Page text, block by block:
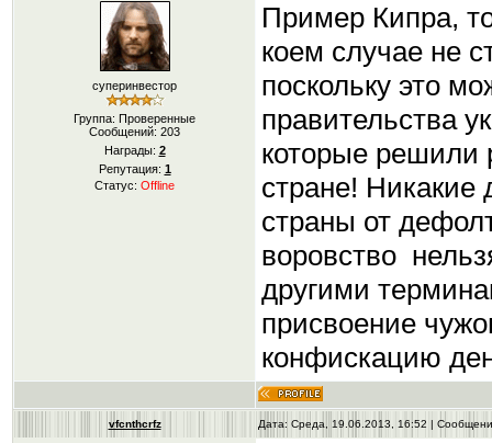
суперинвестор
Группа: Проверенные
Сообщений: 203
Награды: 2
Репутация: 1
Статус: Offline
Пример Кипра,
коем случае не
поскольку это
правительства
которые решили
стране! Никакие
страны от
воровство
другими
присвоение
конфискацию
vfcnthcrfz Дата: Среда, 19.06.2013, 16:52 |